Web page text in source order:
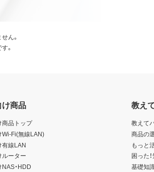
ん。
。
商品
商品トップ
Wi-Fi(無線LAN)
有線LAN
ーター
・HDD
教え
教えて
商品の
もっと
困った
基礎知